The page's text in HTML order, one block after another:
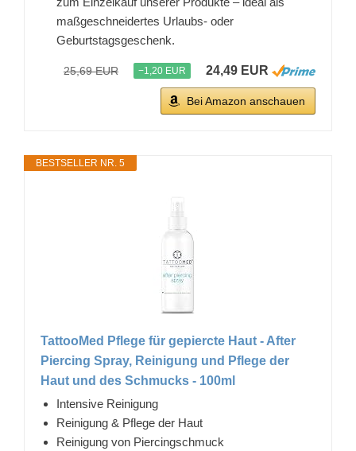
maßgeschneidertes Urlaubs- oder
Geburtstagsgeschenk.
25,69 EUR −1,20 EUR 24,49 EUR
Bei Amazon anschauen
BESTSELLER NR. 5
TattooMed Pflege für gepiercte Haut - After
Piercing Spray, Reinigung und Pflege der
Haut und des Schmucks - 100ml
Intensive Reinigung
Reinigung & Pflege der Haut
Reinigung von Piercingschmuck